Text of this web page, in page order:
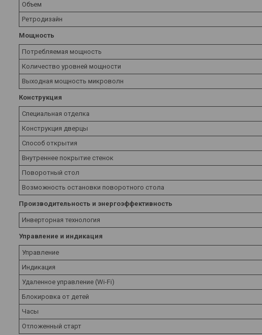
Объем
Ретродизайн
Мощность
Потребляемая мощность
Количество уровней мощности
Выходная мощность микроволн
Конструкция
Специальная отделка
Конструкция дверцы
Способ открытия
Внутреннее покрытие стенок
Поворотный стол
Возможность остановки поворотного стола
Производительность и энергоэффективность
Инверторная технология
Управление и индикация
Управление
Индикация
Удаленное управление (Wi-Fi)
Блокировка от детей
Часы
Отложенный старт